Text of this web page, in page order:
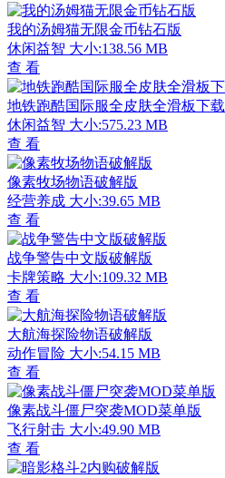
我的汤姆猫无限金币钻石版
休闲益智 大小:138.56 MB
查 看
地铁跑酷国际服全皮肤全滑板下载
休闲益智 大小:575.23 MB
查 看
像素牧场物语破解版
经营养成 大小:39.65 MB
查 看
战争警告中文版破解版
卡牌策略 大小:109.32 MB
查 看
大航海探险物语破解版
动作冒险 大小:54.15 MB
查 看
像素战斗僵尸突袭MOD菜单版
飞行射击 大小:49.90 MB
查 看